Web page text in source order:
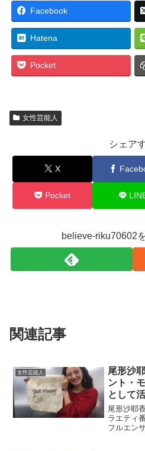
Facebook
Hatena
Pocket
女性芸能人
シェア
X
Pocket
believe-riku70602
関連記事
女性芸能人
尾形沙
ント・
として
入源を
尾形沙耶
ラエティ
フルエン